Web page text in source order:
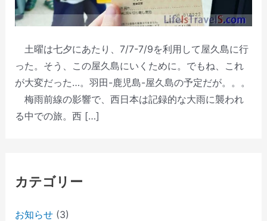
土曜は七夕にあたり、7/7-7/9を利用して屋久島に行
った。そう、この屋久島にいくために。でもね、これ
が大変だった…。羽田-鹿児島-屋久島の予定だが。。。
梅雨前線の影響で、西日本は記録的な大雨に襲われ
る中での旅。西 […]
カテゴリー
お知らせ(3)